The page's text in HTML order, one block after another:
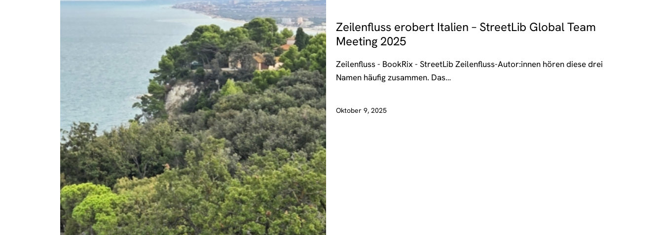
Zeilenfluss erobert Italien – StreetLib Global Team
Meeting 2025
Zeilenfluss - BookRix - StreetLib Zeilenfluss-Autor:innen hören diese drei
Namen häufig zusammen. Das…
Oktober 9, 2025